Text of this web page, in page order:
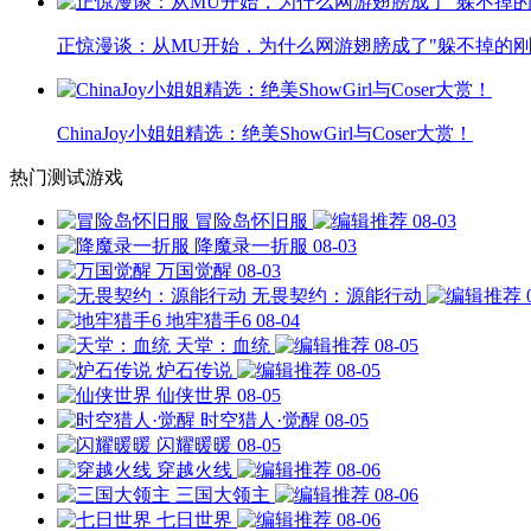
正惊漫谈：从MU开始，为什么网游翅膀成了"躲不掉的
ChinaJoy小姐姐精选：绝美ShowGirl与Coser大赏！
热门测试游戏
冒险岛怀旧服
08-03
降魔录一折服 08-03
万国觉醒 08-03
无畏契约：源能行动
地牢猎手6 08-04
天堂：血统
08-05
炉石传说
08-05
仙侠世界 08-05
时空猎人·觉醒 08-05
闪耀暖暖 08-05
穿越火线
08-06
三国大领主
08-06
七日世界
08-06